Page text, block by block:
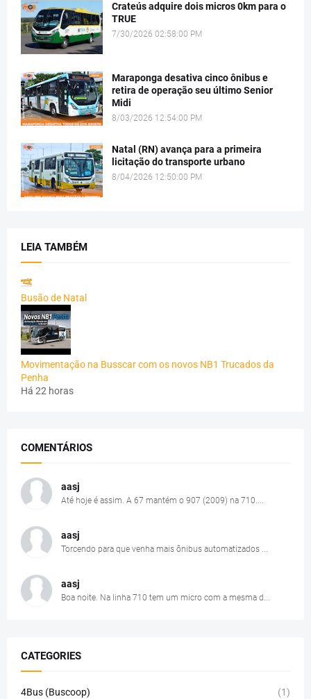
Crateús adquire dois micros 0km para o
TRUE
7/30/2026 02:58:00 PM
Maraponga desativa cinco ônibus e
retira de operação seu último Senior
Midi
8/03/2026 12:54:00 PM
Natal (RN) avança para a primeira
licitação do transporte urbano
8/04/2026 12:50:00 PM
LEIA TAMBÉM
Busão de Natal
Movimentação na Busscar com os novos NB1 Trucados da
Penha
Há 22 horas
COMENTÁRIOS
aasj
Até hoje é assim. A 67 mantém o 907 (2009) na 710....
aasj
Torcendo para que venha mais ônibus automatizados ...
aasj
Boa noite. Na linha 710 tem um micro com a mesma d...
CATEGORIES
4Bus (Buscoop) (1)